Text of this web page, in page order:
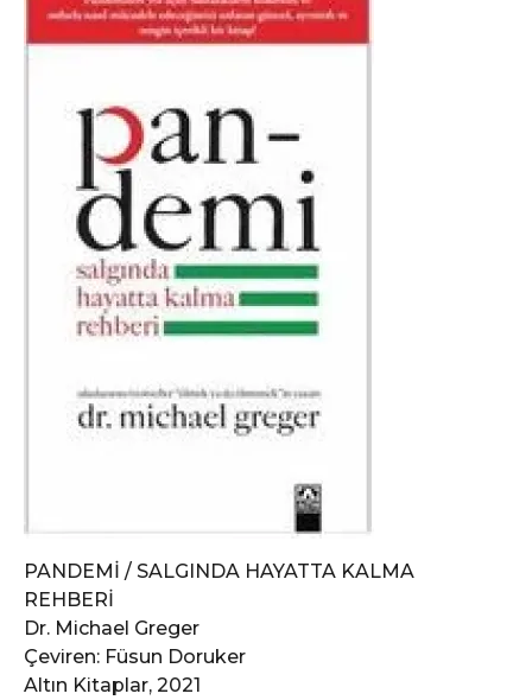
PANDEMİ / SALGINDA HAYATTA KALMA
REHBERİ
Dr. Michael Greger
Çeviren: Füsun Doruker
Altın Kitaplar, 2021